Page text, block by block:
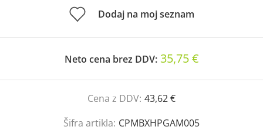
Dodaj na moj seznam
Neto cena brez DDV: 35,75 €
Cena z DDV: 43,62 €
Šifra artikla: CPMBXHPGAM005